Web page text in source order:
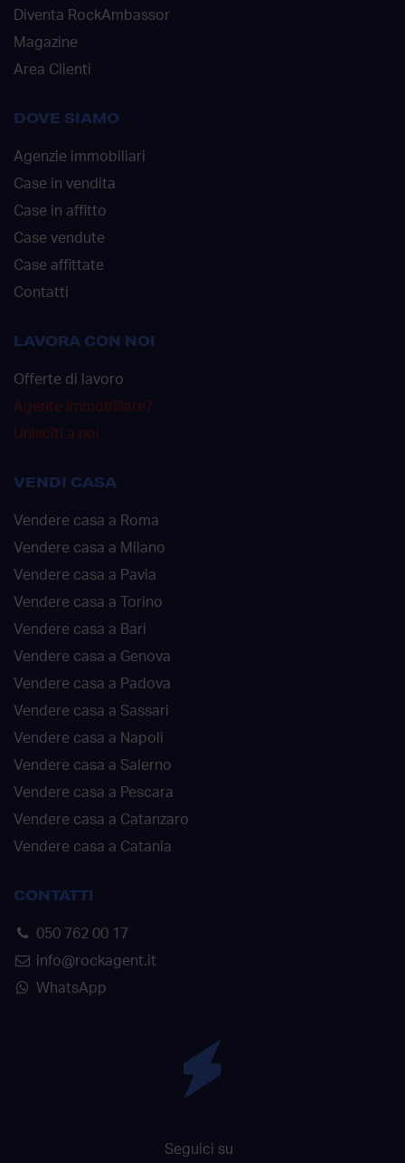
Diventa RockAmbassor
Magazine
Area Clienti
DOVE SIAMO
Agenzie immobiliari
Case in vendita
Case in affitto
Case vendute
Case affittate
Contatti
LAVORA CON NOI
Offerte di lavoro
Agente immobiliare?
Unisciti a noi
VENDI CASA
Vendere casa a Roma
Vendere casa a Milano
Vendere casa a Pavia
Vendere casa a Torino
Vendere casa a Bari
Vendere casa a Genova
Vendere casa a Padova
Vendere casa a Sassari
Vendere casa a Napoli
Vendere casa a Salerno
Vendere casa a Pescara
Vendere casa a Catanzaro
Vendere casa a Catania
CONTATTI
050 762 00 17
info@rockagent.it
WhatsApp
Seguici su